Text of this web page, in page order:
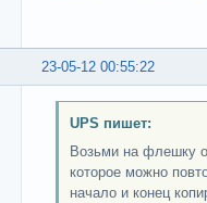
23-05-12 00:55:22
UPS пишет:
Возьми на флешку
которое можно
начало и конец